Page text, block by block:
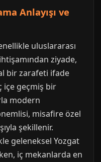
Anlayışı ve
uluslararası
ziyade,
bir zarafeti ifade
içe geçmiş bir
modern
misafire özel
şekillenir.
geleneksel Yozgat
iç mekanlarda en